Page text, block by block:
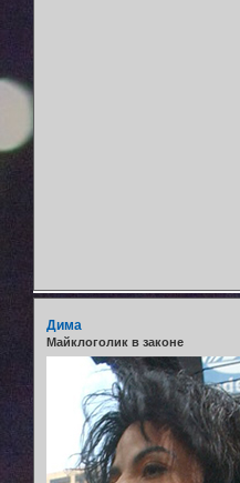
Дима
Майклоголик в законе